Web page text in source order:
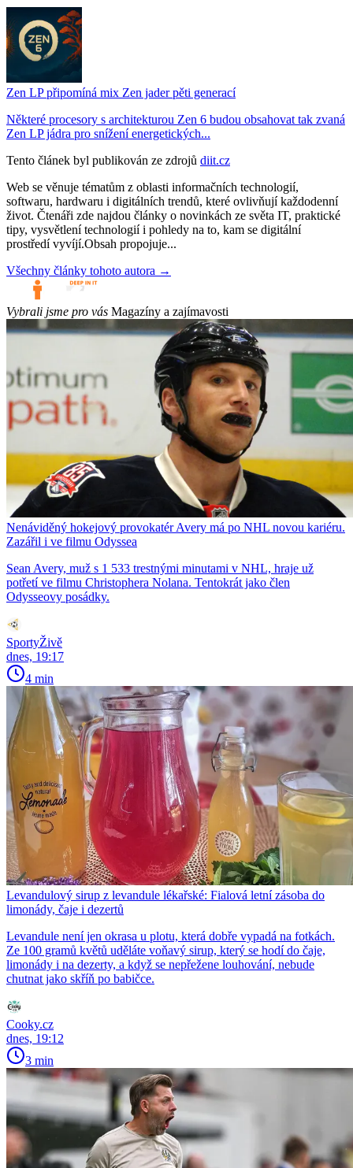
Zen LP připomíná mix Zen jader pěti generací
Některé procesory s architekturou Zen 6 budou obsahovat tak zvaná
Zen LP jádra pro snížení energetických...
Tento článek byl publikován ze zdrojů diit.cz
Web se věnuje tématům z oblasti informačních technologií,
softwaru, hardwaru i digitálních trendů, které ovlivňují každodenní
život. Čtenáři zde najdou články o novinkách ze světa IT, praktické
tipy, vysvětlení technologií i pohledy na to, kam se digitální
prostředí vyvíjí.Obsah propojuje...
Všechny články tohoto autora →
Vybrali jsme pro vás Magazíny a zajímavosti
Nenáviděný hokejový provokatér Avery má po NHL novou kariéru.
Zazářil i ve filmu Odyssea
Sean Avery, muž s 1 533 trestnými minutami v NHL, hraje už
potřetí ve filmu Christophera Nolana. Tentokrát jako člen
Odysseovy posádky.
SportyŽivě
dnes, 19:17
4 min
Levandulový sirup z levandule lékařské: Fialová letní zásoba do
limonády, čaje i dezertů
Levandule není jen okrasa u plotu, která dobře vypadá na fotkách.
Ze 100 gramů květů uděláte voňavý sirup, který se hodí do čaje,
limonády i na dezerty, a když se nepřežene louhování, nebude
chutnat jako skříň po babičce.
Cooky.cz
dnes, 19:12
3 min